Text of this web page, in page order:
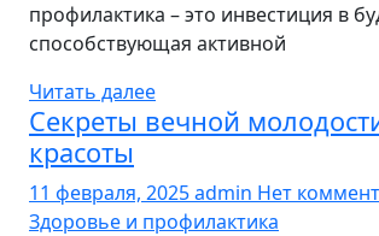
профилактика – это инвестиция в
способствующая активной
Читать далее
Секреты вечной
красоты
11 февраля, 2025admin Нет
Здоровье и профилактика